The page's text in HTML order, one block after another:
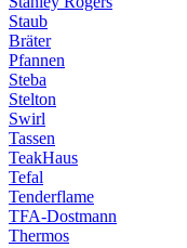
Staub
Bräter
Pfannen
Steba
Stelton
Swirl
Tassen
TeakHaus
Tefal
Tenderflame
TFA-Dostmann
Thermos